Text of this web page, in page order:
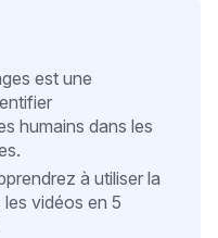
est une
humains dans les
à utiliser la
vidéos en 5